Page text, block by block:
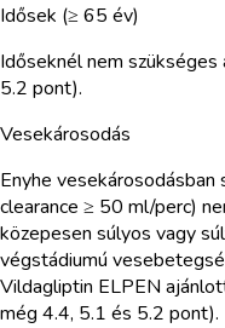
Idősek (≥ 65 év)
Időseknél nem
5.2 pont).
Vesekárosodás
Enyhe
clearance ≥ 50 ml/perc)
közepesen súlyos vagy
végstádiumú
Vildagliptin ELPEN
még 4.4, 5.1 és 5.2 pont).